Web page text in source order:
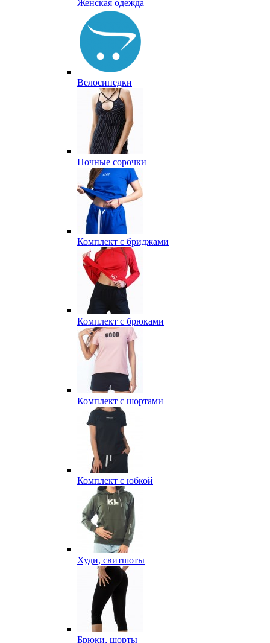
Женская одежда
Велосипедки
Ночные сорочки
Комплект с бриджами
Комплект с брюками
Комплект с шортами
Комплект с юбкой
Худи, свитшоты
Брюки, шорты